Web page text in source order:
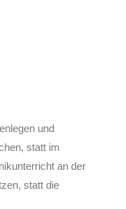
und
statt im
an der
statt die